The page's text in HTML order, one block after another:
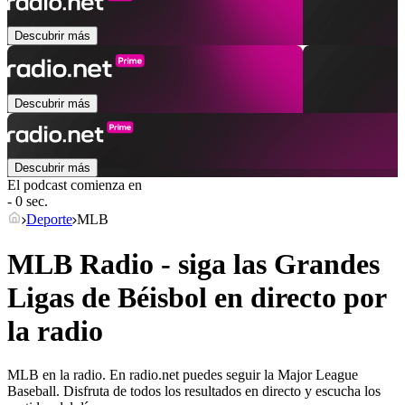
Descubrir más
Descubrir más
Descubrir más
El podcast comienza en
- 0 sec.
Deporte MLB
MLB Radio - siga las Grandes
Ligas de Béisbol en directo por
la radio
MLB en la radio. En radio.net puedes seguir la Major League
Baseball. Disfruta de todos los resultados en directo y escucha los